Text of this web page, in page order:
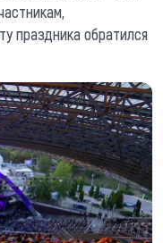
праздника обратился